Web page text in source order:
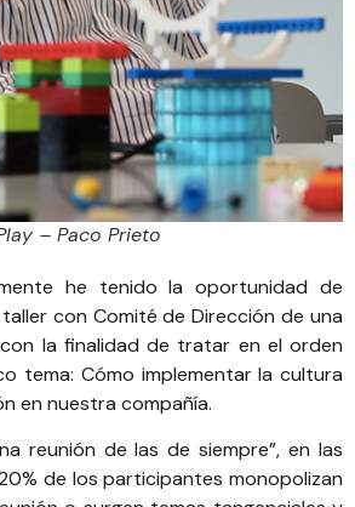
– Paco Prieto
he tenido la oportunidad de
con Comité de Dirección de una
la finalidad de tratar en el orden
tema: Cómo implementar la cultura
en nuestra compañía.
reunión de las de siempre”, en las
de los participantes monopolizan